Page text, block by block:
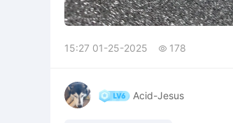
15:27 01-25-2025  178
Acid-Jesus